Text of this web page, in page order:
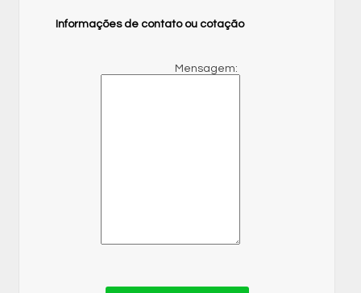
Informações de contato ou cotação
Mensagem: